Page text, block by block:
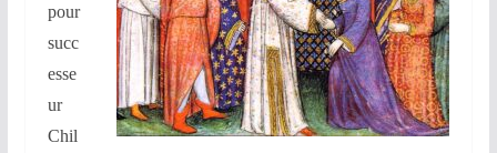
pour
succ
esse
ur
Chil